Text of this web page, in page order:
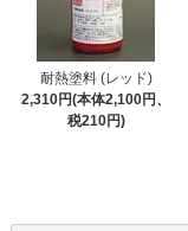
耐熱塗料 (レッド)
2,310円(本体2,100円、
税210円)